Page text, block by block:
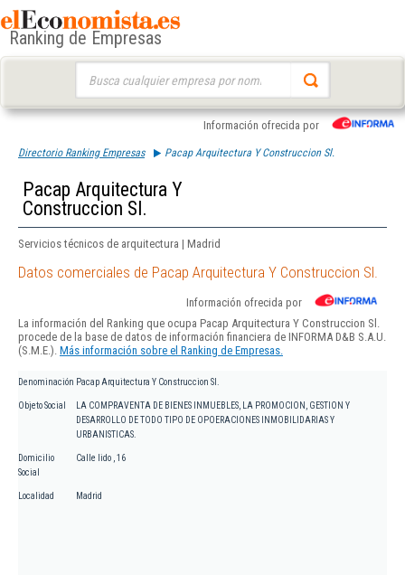
Ranking de Empresas
Información ofrecida por
Directorio Ranking Empresas Pacap Arquitectura Y Construccion Sl.
Pacap Arquitectura Y
Construccion Sl.
Servicios técnicos de arquitectura | Madrid
Datos comerciales de Pacap Arquitectura Y Construccion Sl.
Información ofrecida por
La información del Ranking que ocupa Pacap Arquitectura Y Construccion Sl.
procede de la base de datos de información financiera de INFORMA D&B S.A.U.
(S.M.E.). Más información sobre el Ranking de Empresas.
Denominación Pacap Arquitectura Y Construccion Sl.
Objeto Social
LA COMPRAVENTA DE BIENES INMUEBLES, LA PROMOCION, GESTION Y
DESARROLLO DE TODO TIPO DE OPOERACIONES INMOBILIDARIAS Y
URBANISTICAS.
Domicilio
Social
Calle lido , 16
Localidad Madrid